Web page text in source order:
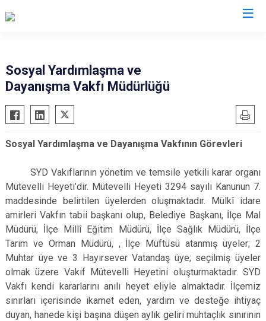
Altınözü
Belen
Erzin
İskenderun
Kırıkhan
Kumlu
Reyhanlı
Payas
Arsuz
Antakya
Defne
Sosyal Yardımlaşma ve
Dayanışma Vakfı Müdürlüğü
Sosyal Yardımlaşma ve Dayanışma Vakfının Görevleri
SYD Vakıflarının yönetim ve temsile yetkili karar organı
Mütevelli Heyeti’dir. Mütevelli Heyeti 3294 sayılı Kanunun 7.
maddesinde belirtilen üyelerden oluşmaktadır. Mülkî idare
amirleri Vakfın tabii başkanı olup, Belediye Başkanı, İlçe Mal
Müdürü, İlçe Millî Eğitim Müdürü, İlçe Sağlık Müdürü, İlçe
Tarım ve Orman Müdürü, , İlçe Müftüsü atanmış üyeler; 2
Muhtar üye ve 3 Hayırsever Vatandaş üye; seçilmiş üyeler
olmak üzere Vakıf Mütevelli Heyetini oluşturmaktadır. SYD
Vakfı kendi kararlarını anılı heyet eliyle almaktadır. İlçemiz
sınırları içerisinde ikamet eden, yardım ve desteğe ihtiyaç
duyan, hanede kişi başına düşen aylık geliri muhtaçlık sınırının